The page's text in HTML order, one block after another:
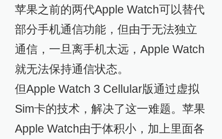
苹果之前的两代Apple Watch可以替代
部分手机通信功能，但由于无法独立
通信，一旦离手机太远，Apple Watch
就无法保持通信状态。
但Apple Watch 3 Cellular版通过虚拟
Sim卡的技术，解决了这一难题。苹果
Apple Watch由于体积小，加上里面各